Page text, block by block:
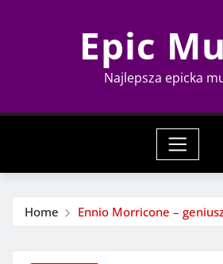
Epic
Najlepsza epicka
Home Ennio Morricone –